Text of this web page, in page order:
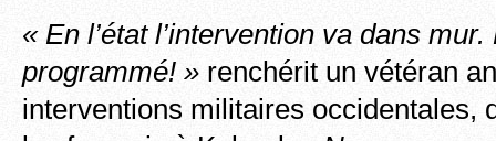
« En l’état l’intervention va dans
programmé! » renchérit un vétéran
interventions militaires occidentales,